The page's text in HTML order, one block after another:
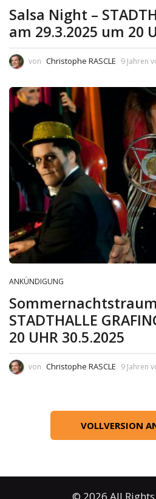
Salsa Night –
am 29.3.2025 um 20
von Christophe RASCLE 9 Jahren
ANKÜNDIGUNG
STADTHALLE
20 UHR 30.5.2025
von Christophe RASCLE 9 Jahren
VOLLVERSION
© 2026 All Rights